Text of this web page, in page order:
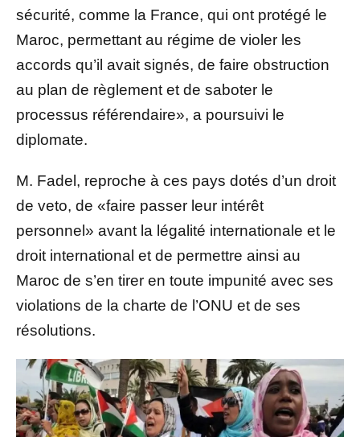
sécurité, comme la France, qui ont protégé le
Maroc, permettant au régime de violer les
accords qu’il avait signés, de faire obstruction
au plan de règlement et de saboter le
processus référendaire», a poursuivi le
diplomate.
M. Fadel, reproche à ces pays dotés d’un droit
de veto, de «faire passer leur intérêt
personnel» avant la légalité internationale et le
droit international et de permettre ainsi au
Maroc de s’en tirer en toute impunité avec ses
violations de la charte de l’ONU et de ses
résolutions.